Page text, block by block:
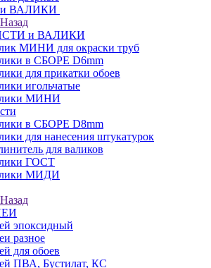
ВАЛИКИ
Назад
и ВАЛИКИ
МИНИ для окраски труб
в СБОРЕ D6mm
для прикатки обоев
игольчатые
МИНИ
в СБОРЕ D8mm
для нанесения штукатурок
для валиков
ГОСТ
МИДИ
Назад
эпоксидный
разное
для обоев
ПВА, Бустилат, КС